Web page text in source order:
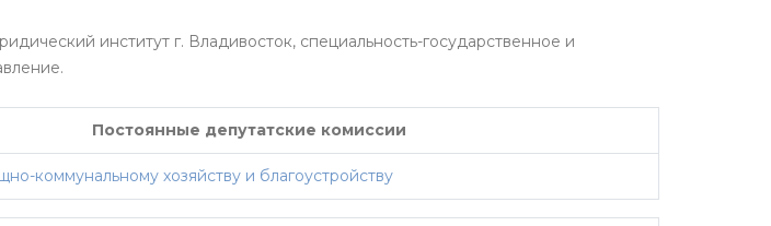
институт г. Владивосток, специальность-государственное и
Постоянные депутатские комиссии
коммунальному хозяйству и благоустройству